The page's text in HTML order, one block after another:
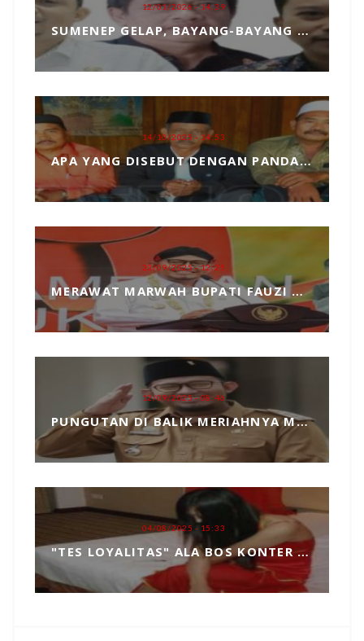
12/01/2026 - 14:39
SUMENEP GELAP, BAYANG-BAYANG MATAHARI KEMBAR HANTUI PENGANGKATAN SEKDA
14/10/2025 - 14:53
APA YANG DISEBUT DENGAN PANDANGAN DUNIA, MARI KITA ULAS SECARA SEDERHANA
23/09/2025 - 12:25
MERAWAT MARWAH BUPATI FAUZI DARI TANGAN JAHIL PENYELENGGARA EVENT MCF 2025
12/09/2025 - 08:46
PUNGUTAN DI BALIK MERIAHNYA MADURA CULTURE FESTIVAL 2025 RP739 JUTA DAN PENGKHIANATAN TERHADAP BUPATI FAUZI
04/08/2025 - 15:33
"TES LOYALITAS" ALA BOS KONTER HP, TOPENG MANIPULASI BERKEDOK KEPERCAYAAN